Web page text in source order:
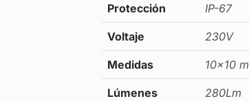
Protección IP-67
Voltaje 230V
Medidas 10×10
Lúmenes 280Lm